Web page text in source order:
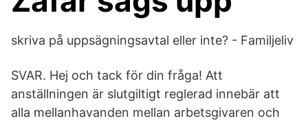
skriva på uppsägningsavtal eller inte? - Familjeliv
SVAR. Hej och tack för din fråga! Att
anställningen är slutgiltigt reglerad innebär att
alla mellanhavanden mellan arbetsgivaren och